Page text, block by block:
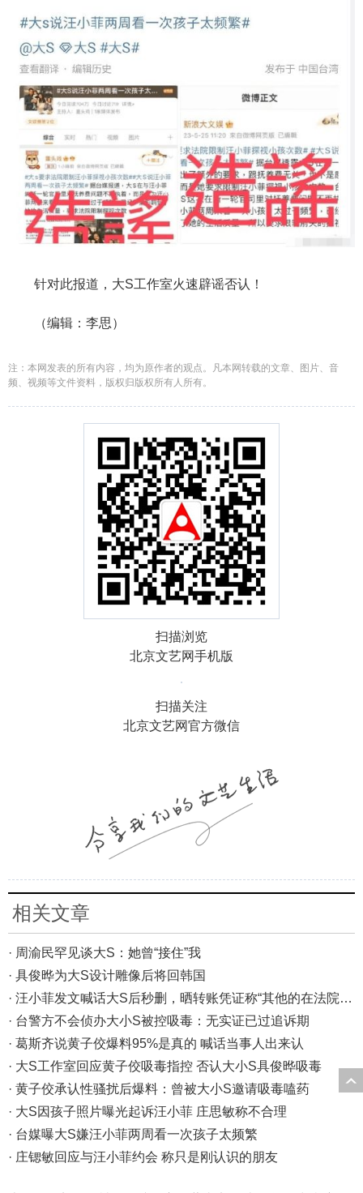
针对此报道，大S工作室火速辟谣否认！
（编辑：李思）
注：本网发表的所有内容，均为原作者的观点。凡本网转载的文章、图片、音
频、视频等文件资料，版权归版权所有人所有。
扫描浏览
北京文艺网手机版
扫描关注
北京文艺网官方微信
相关文章
· 周渝民罕见谈大S：她曾“接住”我
· 具俊晔为大S设计雕像后将回韩国
· 汪小菲发文喊话大S后秒删，晒转账凭证称“其他的在法院说”
· 台警方不会侦办大小S被控吸毒：无实证已过追诉期
· 葛斯齐说黄子佼爆料95%是真的 喊话当事人出来认
· 大S工作室回应黄子佼吸毒指控 否认大小S具俊晔吸毒
· 黄子佼承认性骚扰后爆料：曾被大小S邀请吸毒嗑药
· 大S因孩子照片曝光起诉汪小菲 庄思敏称不合理
· 台媒曝大S嫌汪小菲两周看一次孩子太频繁
· 庄锶敏回应与汪小菲约会 称只是刚认识的朋友